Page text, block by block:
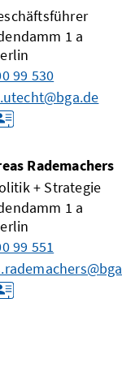
1 a
99 530
Rademachers
+ Strategie
1 a
99 551